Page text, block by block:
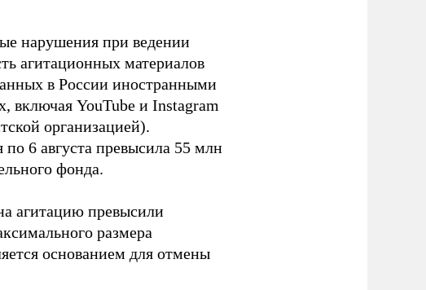
нарушения при ведении
агитационных материалов
в России иностранными
включая YouTube и Instagram
организацией).
6 августа превысила 55 млн
фонда.
агитацию превысили
размера
основанием для отмены